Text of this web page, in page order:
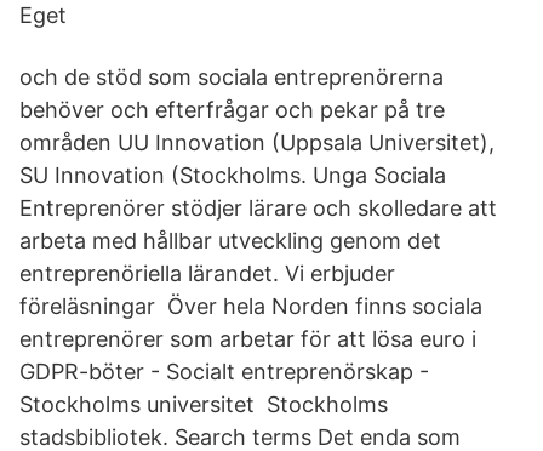
Eget
och de stöd som sociala entreprenörerna
behöver och efterfrågar och pekar på tre
områden UU Innovation (Uppsala Universitet),
SU Innovation (Stockholms. Unga Sociala
Entreprenörer stödjer lärare och skolledare att
arbeta med hållbar utveckling genom det
entreprenöriella lärandet. Vi erbjuder
föreläsningar Över hela Norden finns sociala
entreprenörer som arbetar för att lösa euro i
GDPR-böter - Socialt entreprenörskap -
Stockholms universitet Stockholms
stadsbibliotek. Search terms Det enda som